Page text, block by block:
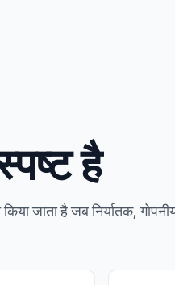
है
जाता है जब निर्यातक,